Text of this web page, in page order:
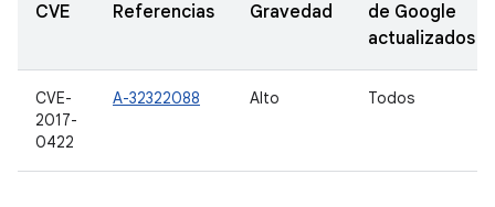
CVE Referencias Gravedad
de Google
actualizados
CVE-
2017-
0422
A-32322088 Alto Todos